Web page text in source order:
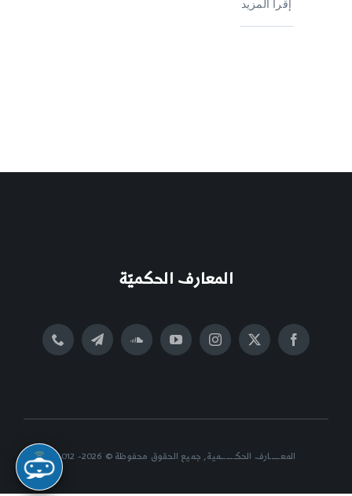
إقرأ المزيد
المعارف الحكميّة
المعــــــارف الحكــــــــمية, جميع الحقوق محفوظة © 2026- 2012